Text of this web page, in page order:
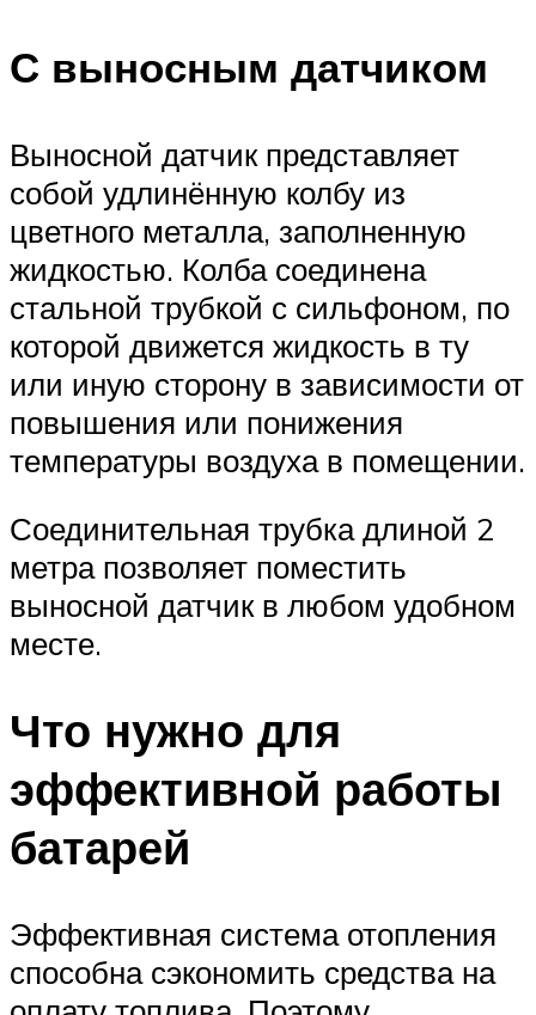
С выносным датчиком
Выносной датчик представляет
собой удлинённую колбу из
цветного металла, заполненную
жидкостью. Колба соединена
стальной трубкой с сильфоном, по
которой движется жидкость в ту
или иную сторону в зависимости от
повышения или понижения
температуры воздуха в помещении.
Соединительная трубка длиной 2
метра позволяет поместить
выносной датчик в любом удобном
месте.
Что нужно для
эффективной работы
батарей
Эффективная система отопления
способна сэкономить средства на